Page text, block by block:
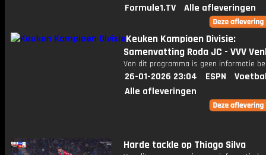
Formule1.TV
Alle afleveringen
Keuken Kampioen Divisie:
Samenvatting Roda JC - VVV
Van dit programma is geen informatie
26-01-2026 23:04 ESPN
Alle afleveringen
Harde tackle op Thiago Silva